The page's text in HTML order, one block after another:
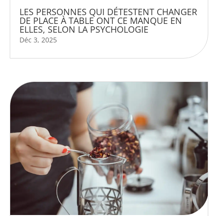
LES PERSONNES QUI DÉTESTENT CHANGER
DE PLACE À TABLE ONT CE MANQUE EN
ELLES, SELON LA PSYCHOLOGIE
Déc 3, 2025